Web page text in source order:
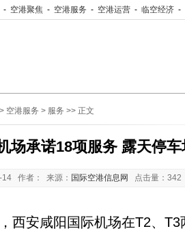
- 空港聚焦 - 空港服务 - 空港运营 - 临空经济 -
> 空港服务 > 服务 >> 正文
场承诺18项服务 露天停
14 作者： 来源： 国际空港信息网 点击量：
咸阳国际机场在T2、T3